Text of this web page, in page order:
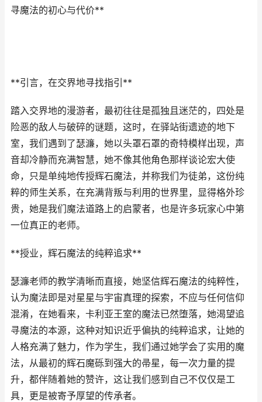
寻魔法的初心与代价**
**引言，在交界地寻找指引**
踏入交界地的漫游者，最初往往是孤独且迷茫的，四处是
险恶的敌人与破碎的谜题，这时，在驿站街遗迹的地下
室，我们遇到了瑟濂，她以头罩石罩的奇特模样出现，声
音却冷静而充满智慧，她不像其他角色那样谈论宏大使
命，只是单纯地传授辉石魔法，并称我们为徒弟，这份纯
粹的师生关系，在充满背叛与利用的世界里，显得格外珍
贵，她是我们魔法道路上的启蒙者，也是许多玩家心中第
一位真正的老师。
**授业，辉石魔法的纯粹追求**
瑟濂老师的教学清晰而直接，她坚信辉石魔法的纯粹性，
认为魔法即是对星星与宇宙真理的探索，不应与任何信仰
混淆，在她看来，卡利亚王室的魔法已然堕落，她渴望追
寻魔法的本源，这种对知识近乎偏执的纯粹追求，让她的
人格充满了魅力，作为学生，我们通过她学会了实用的魔
法，从最初的辉石魔砾到强大的帚星，每一次力量的提
升，都伴随着她的赞许，这让我们感到自己不仅仅是工
具，更是被寄予厚望的传承者。